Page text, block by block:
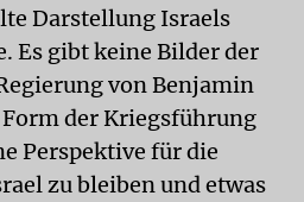
Darstellung Israels
Es gibt keine Bilder der
von Benjamin
der Kriegsführung
Perspektive für die
zu bleiben und etwas